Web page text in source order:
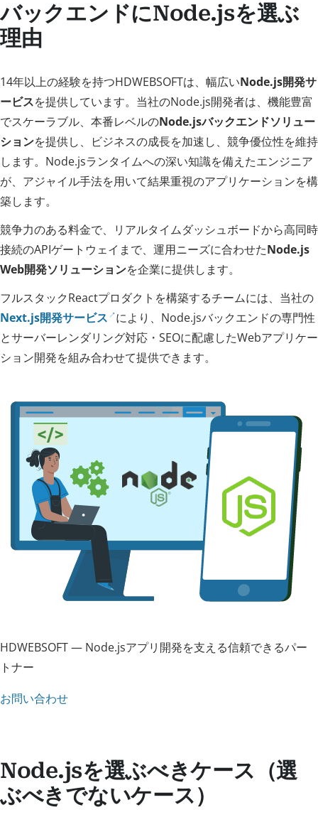
バックエンドにNode.jsを選ぶ
理由
14年以上の経験を持つHDWEBSOFTは、幅広いNode.js開発サ
ービスを提供しています。当社のNode.js開発者は、機能豊富
でスケーラブル、本番レベルのNode.jsバックエンドソリュー
ションを提供し、ビジネスの成長を加速し、競争優位性を維持
します。Node.jsランタイムへの深い知識を備えたエンジニア
が、アジャイル手法を用いて結果重視のアプリケーションを構
築します。
競争力のある料金で、リアルタイムダッシュボードから高同時
接続のAPIゲートウェイまで、運用ニーズに合わせたNode.js
Web開発ソリューションを企業に提供します。
フルスタックReactプロダクトを構築するチームには、当社の
Next.js開発サービス により、Node.jsバックエンドの専門性
とサーバーレンダリング対応・SEOに配慮したWebアプリケー
ション開発を組み合わせて提供できます。
HDWEBSOFT — Node.jsアプリ開発を支える信頼できるパー
トナー
お問い合わせ
Node.jsを選ぶべきケース（選
ぶべきでないケース）